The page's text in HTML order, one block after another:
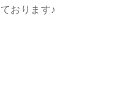
おります♪